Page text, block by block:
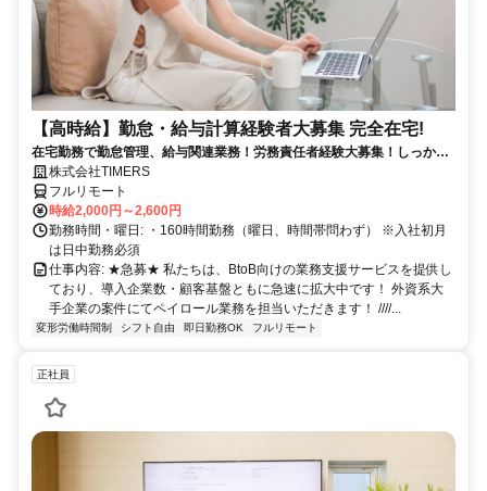
【高時給】勤怠・給与計算経験者大募集 完全在宅!
在宅勤務で勤怠管理、給与関連業務！労務責任者経験大募集！しっかり
稼ぎたい方、注目！
株式会社TIMERS
フルリモート
時給2,000円～2,600円
勤務時間・曜日: ・160時間勤務（曜日、時間帯問わず） ※入社初月
は日中勤務必須
仕事内容: ★急募★ 私たちは、BtoB向けの業務支援サービスを提供し
ており、導入企業数・顧客基盤ともに急速に拡大中です！ 外資系大
手企業の案件にてペイロール業務を担当いただきます！ ////...
変形労働時間制 シフト自由 即日勤務OK フルリモート
正社員